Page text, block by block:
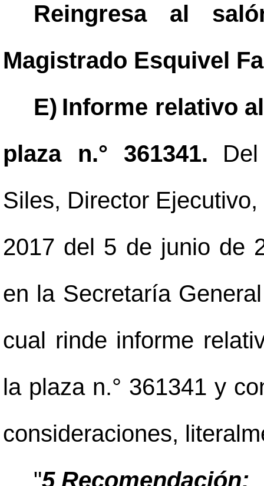
Reingresa al
Magistrado Esquivel
E) Informe relativo
plaza n.° 361341.
Siles, Director
2017 del 5 de junio de
en la Secretaría
cual rinde informe
la plaza n.° 361341 y
consideraciones,
"5 Recomendación: